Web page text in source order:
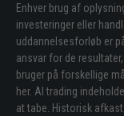
Enhver brug af
investeringer eller
uddannelsesforløb er
ansvar for de
bruger på forskellige
her. Al trading
at tabe. Historisk